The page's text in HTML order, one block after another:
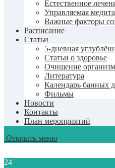
Естественное
Управляемая
Важные факторы
Расписание
Статьи
5-дневная
Статьи о здоровье
Очищение
Литература
Календарь банных
Фильмы
Новости
Контакты
План мероприятий
Открыть меню
24